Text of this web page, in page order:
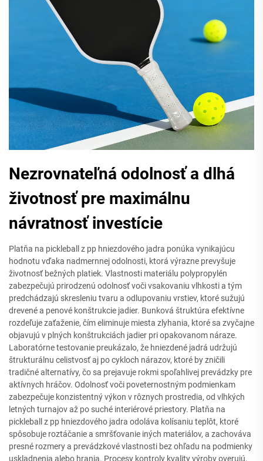
Nezrovnateľná odolnosť a dlhá
životnosť pre maximálnu
návratnosť investície
Platňa na pickleball z pp hniezdového jadra ponúka vynikajúcu
hodnotu vďaka nadmernnej odolnosti, ktorá výrazne prevyšuje
životnosť bežných platiek. Vlastnosti materiálu polypropylén
zabezpečujú prirodzenú odolnosť voči vsakovaniu vlhkosti a tým
predchádzajú skresleniu tvaru a odlupovaniu vrstiev, ktoré sužujú
drevené a penové konštrukcie jadier. Bunková štruktúra efektívne
rozdeľuje zaťaženie, čím eliminuje miesta zlyhania, ktoré sa zvyčajne
objavujú v plných konštrukciách jadier pri opakovanom náraze.
Laboratórne testovanie preukázalo, že hniezdené jadrá udržujú
štrukturálnu celistvosť aj po cykloch nárazov, ktoré by zničili
tradičné alternatívy, čo sa prejavuje rokmi spoľahlivej prevádzky pre
aktívnych hráčov. Odolnosť voči poveternostným podmienkam
zabezpečuje konzistentný výkon v rôznych prostredia, od vlhkých
letných turnajov až po suché interiérové priestory. Platňa na
pickleball z pp hniezdového jadra odoláva kolísaniu teplôt, ktoré
spôsobuje roztáčanie a smršťovanie iných materiálov, a zachováva
presné rozmery a prevádzkové vlastnosti bez ohľadu na podmienky
uskladnenia alebo hrania. Procesy kontroly kvality výroby overujú,